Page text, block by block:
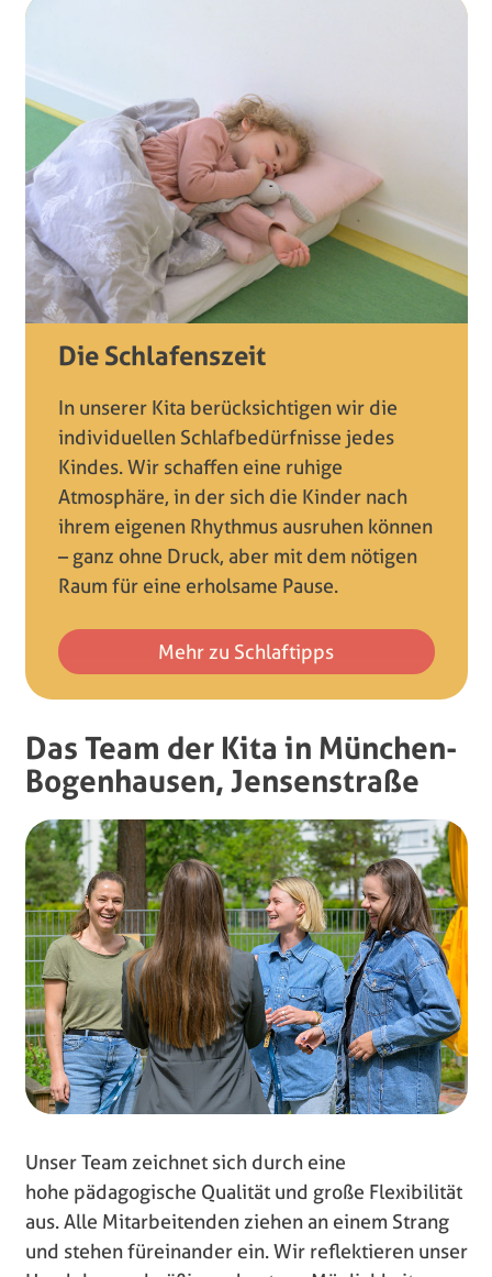
Die Schlafenszeit
In unserer Kita berücksichtigen wir die
individuellen Schlafbedürfnisse jedes
Kindes. Wir schaffen eine ruhige
Atmosphäre, in der sich die Kinder nach
ihrem eigenen Rhythmus ausruhen können
– ganz ohne Druck, aber mit dem nötigen
Raum für eine erholsame Pause.
Mehr zu Schlaftipps
Das Team der Kita in München-
Bogenhausen, Jensenstraße
Unser Team zeichnet sich durch eine
hohe pädagogische Qualität und große Flexibilität
aus. Alle Mitarbeitenden ziehen an einem Strang
und stehen füreinander ein. Wir reflektieren unser